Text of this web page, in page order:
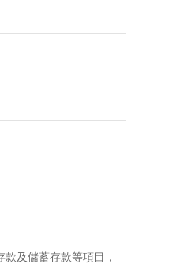
及儲蓄存款等項目，